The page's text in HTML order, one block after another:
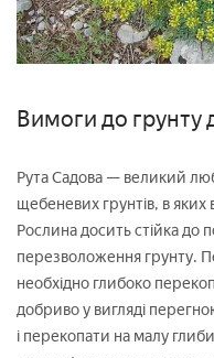
Вимоги до грунту
Рута Садова — великий
щебеневих грунтів, в яких
Рослина досить стійка до
перезволоження грунту.
необхідно глибоко
добриво у вигляді
і перекопати на малу